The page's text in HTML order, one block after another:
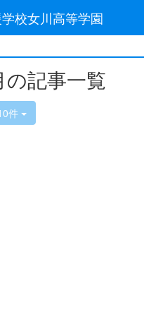
校女川高等学園
記事一覧
件